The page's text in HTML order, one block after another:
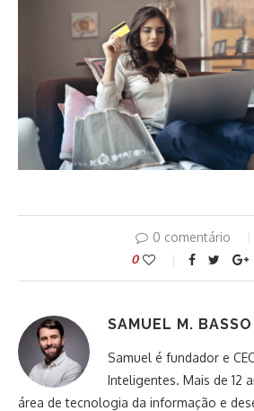
0 comentário
0
SAMUEL M. BASSO
Samuel é fundador e
Inteligentes. Mais de 12
área de tecnologia da informação e